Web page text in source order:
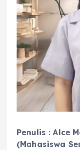
Penulis : Alce
(Mahasiswa